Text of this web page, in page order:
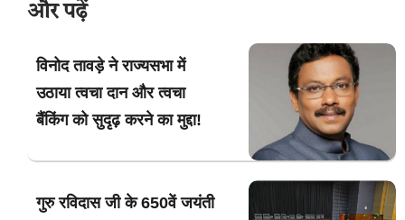
और पढ़ें
विनोद तावड़े ने राज्यसभा में
उठाया त्वचा दान और त्वचा
बैंकिंग को सुदृढ़ करने का मुद्दा!
गुरु रविदास जी के 650वें जयंती